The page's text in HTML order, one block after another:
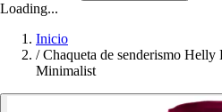
Loading...
Inicio
/ Chaqueta de senderismo
Minimalist